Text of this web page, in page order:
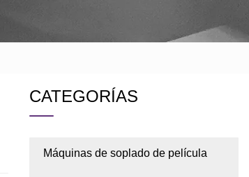
CATEGORÍAS
Máquinas de soplado de película